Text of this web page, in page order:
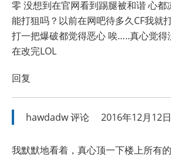
零 没想到在官网看到踢腿被和谐 心都
能打狙吗？以前在网吧待多久CF我就
打一把爆破都觉得恶心 唉…..真心觉得
在改完LOL
回复
hawdadw评论 2016年12月12
我默默地看着，真心顶一下楼上所有